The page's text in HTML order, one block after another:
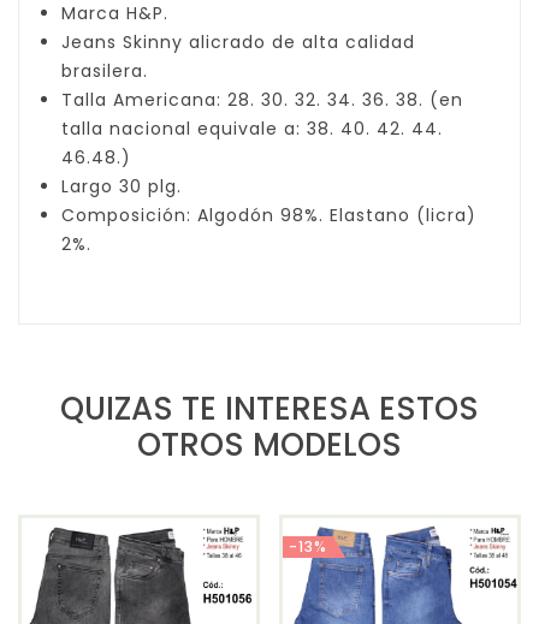
Marca H&P.
Jeans Skinny alicrado de alta calidad
brasilera.
Talla Americana: 28. 30. 32. 34. 36. 38. (en
talla nacional equivale a: 38. 40. 42. 44.
46.48.)
Largo 30 plg.
Composición: Algodón 98%. Elastano (licra)
2%.
QUIZAS TE INTERESA ESTOS
OTROS MODELOS
-13%